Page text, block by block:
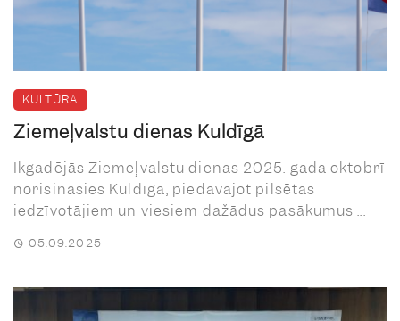
KULTŪRA
Ziemeļvalstu dienas Kuldīgā
Ikgadējās Ziemeļvalstu dienas 2025. gada oktobrī
norisināsies Kuldīgā, piedāvājot pilsētas
iedzīvotājiem un viesiem dažādus pasākumus ...
05.09.2025